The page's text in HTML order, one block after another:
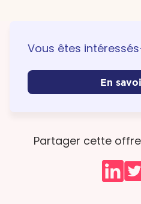
Vous êtes
En
Partager cette